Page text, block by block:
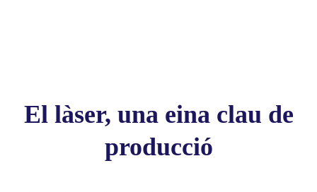
El làser, una eina clau de
producció